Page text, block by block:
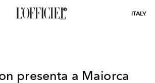
ITALY
presenta a Maiorca